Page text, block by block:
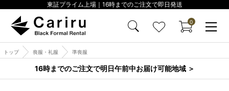
東証プライム上場｜16時までのご注文で即日発送
0
トップ 喪服・礼服 準喪服
16時までのご注文で明日午前中お届け可能地域 ＞